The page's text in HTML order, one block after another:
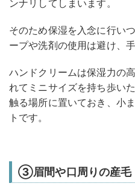
ンナリしてしまいます。
そのため保湿を入念に行い
ープや洗剤の使用は避け、
ハンドクリームは保湿力の
れてミニサイズを持ち歩い
触る場所に置いておき、小
トです。
③眉間や口周りの産毛